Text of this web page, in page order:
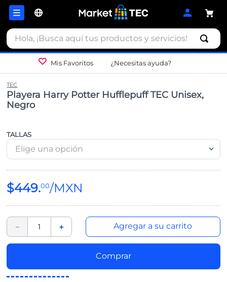
Hola, ¡Busca aquí tus productos y servicios!
Mis Favoritos ¿Necesitas ayuda?
TEC
Playera Harry Potter Hufflepuff TEC Unisex,
Negro
TALLAS
Elige una opción
$449.00
＋
－ Agregar a su carrito
Comprar